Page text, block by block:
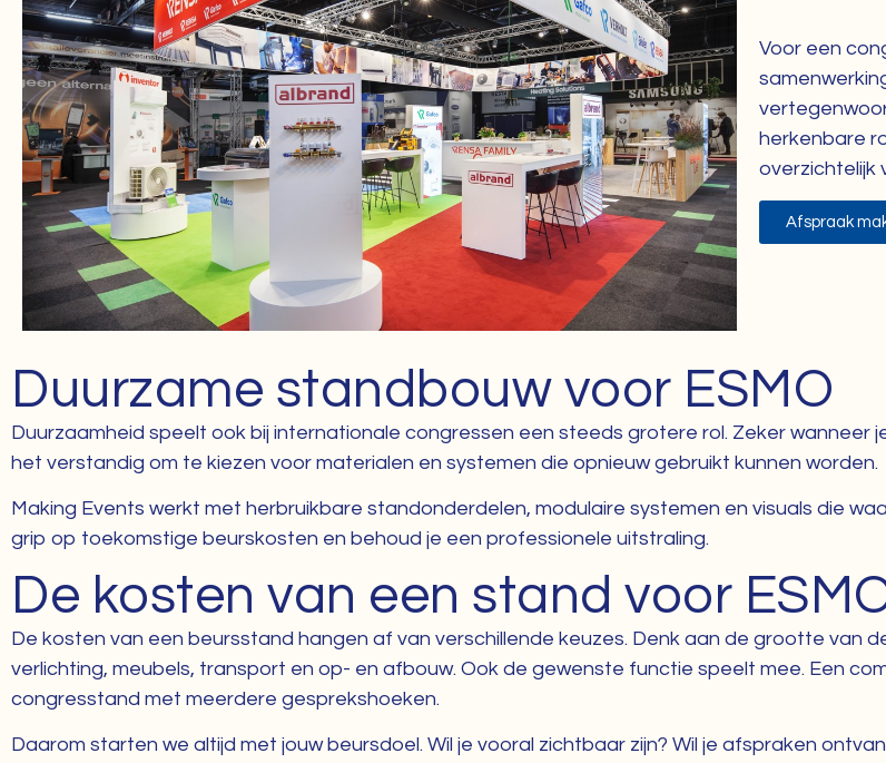
Voor een
herkenbare
overzichtelijk
Afspraak
Duurzame standbouw voor ESMO
Duurzaamheid speelt ook bij internationale congressen een steeds grotere rol. Zeker
het verstandig om te kiezen voor materialen en systemen die opnieuw gebruikt kunnen worden.
Making Events werkt met herbruikbare standonderdelen, modulaire systemen en visuals die
grip op toekomstige beurskosten en behoud je een professionele uitstraling.
De kosten van een stand voor
De kosten van een beursstand hangen af van verschillende keuzes. Denk aan de grootte van
verlichting, meubels, transport en op- en afbouw. Ook de gewenste functie speelt mee. Een
congresstand met meerdere gesprekshoeken.
Daarom starten we altijd met jouw beursdoel. Wil je vooral zichtbaar zijn? Wil je afspraken